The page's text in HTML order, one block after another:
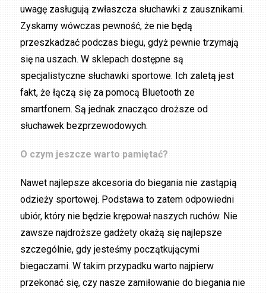
uwagę zasługują zwłaszcza słuchawki z zausznikami.
Zyskamy wówczas pewność, że nie będą
przeszkadzać podczas biegu, gdyż pewnie trzymają
się na uszach. W sklepach dostępne są
specjalistyczne słuchawki sportowe. Ich zaletą jest
fakt, że łączą się za pomocą Bluetooth ze
smartfonem. Są jednak znacząco droższe od
słuchawek bezprzewodowych.
O czym jeszcze warto pamiętać?
Nawet najlepsze akcesoria do biegania nie zastąpią
odzieży sportowej. Podstawa to zatem odpowiedni
ubiór, który nie będzie krępował naszych ruchów. Nie
zawsze najdroższe gadżety okażą się najlepsze
szczególnie, gdy jesteśmy początkującymi
biegaczami. W takim przypadku warto najpierw
przekonać się, czy nasze zamiłowanie do biegania nie